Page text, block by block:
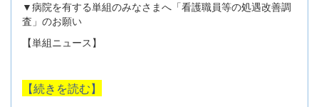
▼病院を有する単組のみなさまへ「看護職員等の処遇改善調
査」のお願い
【単組ニュース】
【続きを読む】